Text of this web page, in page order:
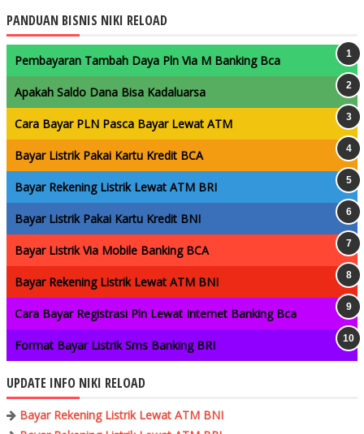
PANDUAN BISNIS NIKI RELOAD
Pembayaran Tambah Daya Pln Via M Banking Bca
Apakah Saldo Dana Bisa Kadaluarsa
Cara Bayar PLN Pasca Bayar Lewat ATM
Bayar Listrik Pakai Kartu Kredit BCA
Bayar Rekening Listrik Lewat ATM BRI
Bayar Listrik Pakai Kartu Kredit BNI
Bayar Listrik Via Mobile Banking BCA
Bayar Rekening Listrik Lewat ATM BNI
Cara Bayar Registrasi Pln Lewat Internet Banking Bca
Format Bayar Listrik Sms Banking BRI
UPDATE INFO NIKI RELOAD
Bayar Rekening Listrik Lewat ATM BNI